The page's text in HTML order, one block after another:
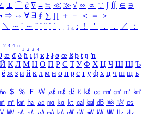
⊥ ⌒ ∂ ∇ ≡ ≒ ≪ ≫ √ ∽ ∝ ∵ ∫ ∬ ∈ ∋
⇒ ⇔ ∀ ∃ ∮ ∑ ∏ ＋ － ＜ ＝
＞
＼ ∼ ´ ～ ˇ ˘ ˝ ˚ ˙ ¸ ¡ ¿ ː ！ ＇ ， ． ／
：
² ³ ⁴ ⁿ ₁ ₂ ₃ ₄
æ đ ð ħ ı ĳ ĸ ŀ ł ø œ ß þ ŧ ŋ ŉ
Й К Л М Н О П Р С Т У Ф Х Ц Ч Ш Щ Ъ
ё ж з и й к л м н о п р с т у ф х ц ч ш щ ъ
＄ ％ Ｆ ￦ ㎕ ㎖ ㎗ ℓ ㎘ ㏄ ㎣ ㎤ ㎥ ㎦
㎡ ㎢ ㏊ ㎍ ㎎ ㎏ ㏏ ㎈ ㎉ ㏈ ㎧ ㎨ ㎰